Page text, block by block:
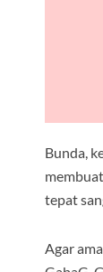
Bunda,
tepat
Agar